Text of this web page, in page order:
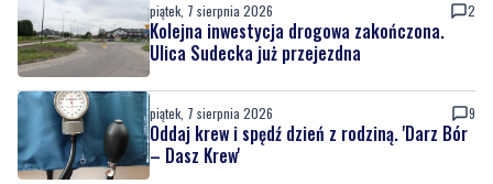
piątek, 7 sierpnia 2026 2
Kolejna inwestycja drogowa zakończona.
Ulica Sudecka już przejezdna
piątek, 7 sierpnia 2026 9
Oddaj krew i spędź dzień z rodziną. 'Darz Bór
– Dasz Krew'